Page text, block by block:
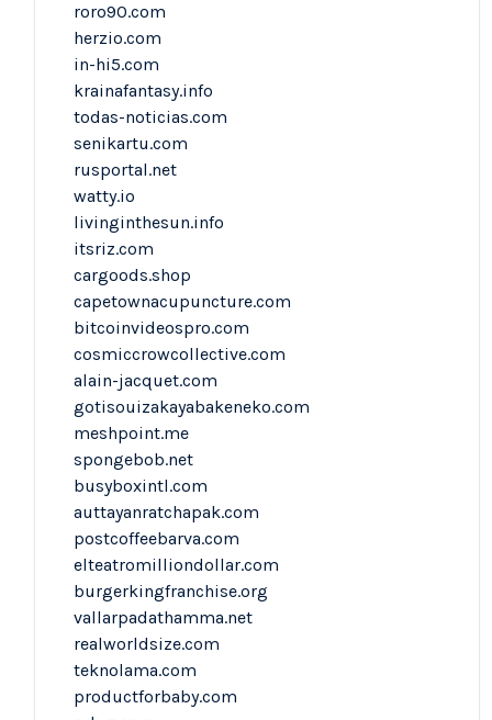
roro90.com
herzio.com
in-hi5.com
krainafantasy.info
todas-noticias.com
senikartu.com
rusportal.net
watty.io
livinginthesun.info
itsriz.com
cargoods.shop
capetownacupuncture.com
bitcoinvideospro.com
cosmiccrowcollective.com
alain-jacquet.com
gotisouizakayabakeneko.com
meshpoint.me
spongebob.net
busyboxintl.com
auttayanratchapak.com
postcoffeebarva.com
elteatromilliondollar.com
burgerkingfranchise.org
vallarpadathamma.net
realworldsize.com
teknolama.com
productforbaby.com